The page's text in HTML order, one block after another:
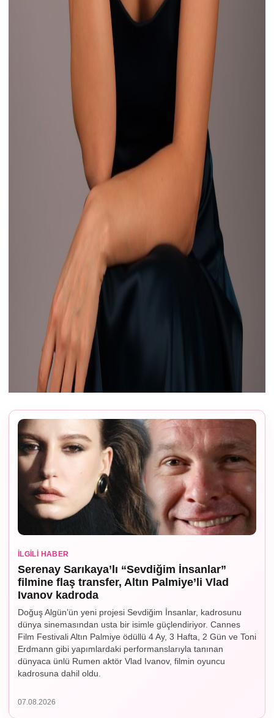
İLGILI HABER
Serenay Sarıkaya’lı “Sevdiğim İnsanlar”
filmine flaş transfer, Altın Palmiye’li Vlad
Ivanov kadroda
Doğuş Algün’ün yeni projesi Sevdiğim İnsanlar, kadrosunu
dünya sinemasından usta bir isimle güçlendiriyor. Cannes
Film Festivali Altın Palmiye ödüllü 4 Ay, 3 Hafta, 2 Gün ve Toni
Erdmann gibi yapımlardaki performanslarıyla tanınan
dünyaca ünlü Rumen aktör Vlad Ivanov, filmin oyuncu
kadrosuna dahil oldu.
07.08.2026